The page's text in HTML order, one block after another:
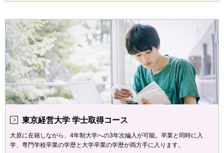
東京経営大学 学士取得コース
大原に在籍しながら、4年制大学への3年次編入が可能。卒業と同時に入
学、専門学校卒業の学歴と大学卒業の学歴が両方手に入ります。